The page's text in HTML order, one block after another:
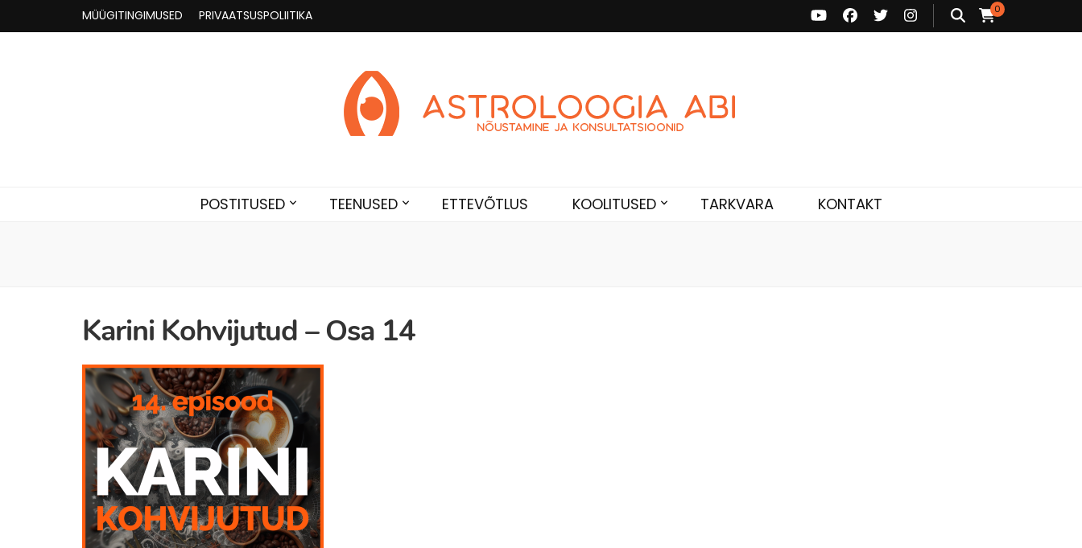
MÜÜGITINGIMUSED PRIVAATSUSPOLIITIKA 0
POSTITUSED TEENUSED ETTEVÕTLUS KOOLITUSED TARKVARA KONTAKT
Karini Kohvijutud – Osa 14